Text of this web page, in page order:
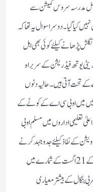
عمل مدرسہ سروس کمیشن سے
گیا۔ دوسرا سوال یہ تھا کہ
انگلش پڑھانے کیلئے کوئی بھی اہل
یوتھ فیڈریشن کے سربراہ
کے تحت آتی ہیں۔ حالیہ دنوں
میں میں اوبی سی اے کے کوٹے کے
تعلیمی اداروں میں مسلم اوبی
کے نفاذ کیلئے جدوجہد کرنے
والے محمد صادق کی کہانی مشہور بنگلہ اخبار ”برتمان“ کے 21 اگست کے شمارے میں
بنگال کے بیشتر معیاری